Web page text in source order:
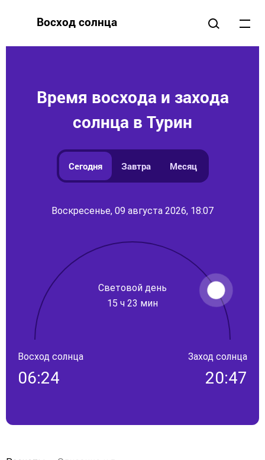
Восход солнца
Время восхода и захода
солнца в Турин
Сегодня Завтра Месяц
Воскресенье, 09 августа 2026, 18:07
Световой день
15 ч 23 мин
Восход солнца
06:24
Заход солнца
20:47